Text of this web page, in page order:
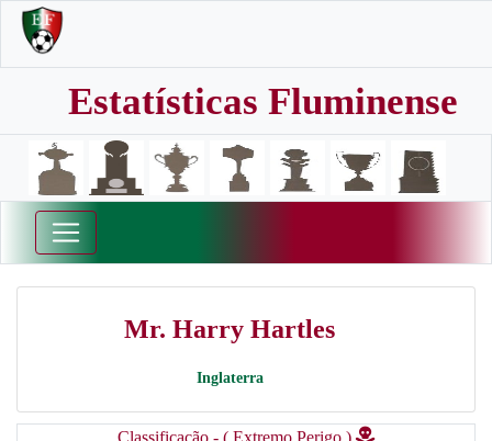
Estatísticas Fluminense
Mr. Harry Hartles
Inglaterra
Classificação - ( Extremo Perigo )